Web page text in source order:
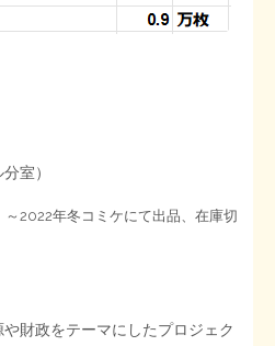
室）
～2022年冬コミケにて出品、在庫切
財政をテーマにしたプロジェク